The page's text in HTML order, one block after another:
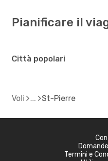
Pianificare il
Città popolari
Voli St-Pierre
Termini e